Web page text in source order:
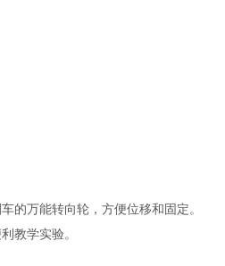
的万能转向轮，方便位移和固定。
教学实验。